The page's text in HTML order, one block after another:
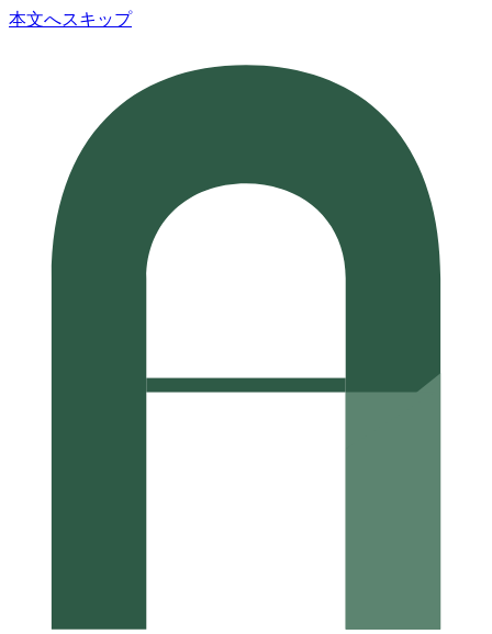
本文へスキップ